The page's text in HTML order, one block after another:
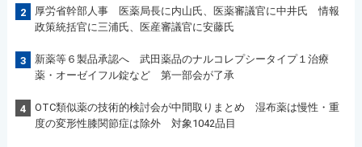
2
厚労省幹部人事 医薬局長に内山氏、医薬審議官に中井氏 情報
政策統括官に三浦氏、医産審議官に安藤氏
3
新薬等６製品承認へ 武田薬品のナルコレプシータイプ１治療
薬・オーゼイフル錠など 第一部会が了承
4
OTC類似薬の技術的検討会が中間取りまとめ 湿布薬は慢性・重
度の変形性膝関節症は除外 対象1042品目